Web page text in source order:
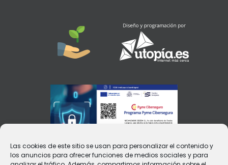
Las cookies de este sitio se usan para personalizar el contenido y
los anuncios para ofrecer funciones de medios sociales y para